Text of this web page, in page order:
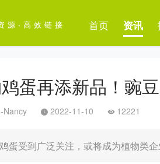
源 · 高效链接 首页 资讯
蛋再添新品！豌
Nancy 2022-11-10 12221
蛋受到广泛关注，或将成为植物类企